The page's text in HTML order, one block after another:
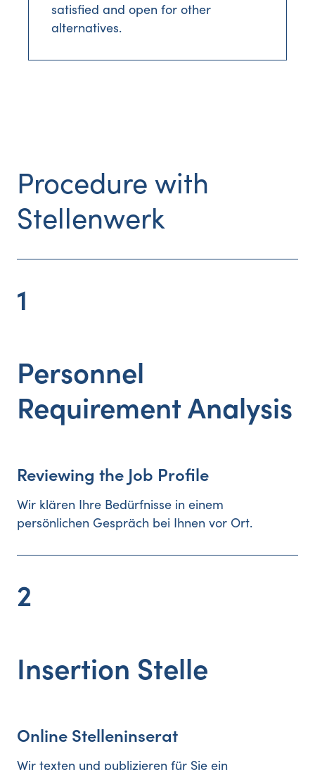
satisfied and open for other
alternatives.
Procedure with
Stellenwerk
1
Personnel
Requirement Analysis
Reviewing the Job Profile
Wir klären Ihre Bedürfnisse in einem
persönlichen Gespräch bei Ihnen vor Ort.
2
Insertion Stelle
Online Stelleninserat
Wir texten und publizieren für Sie ein